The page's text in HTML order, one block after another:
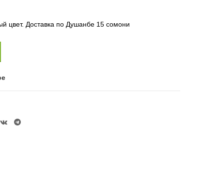
цвет. Доставка по Душанбе 15 сомони